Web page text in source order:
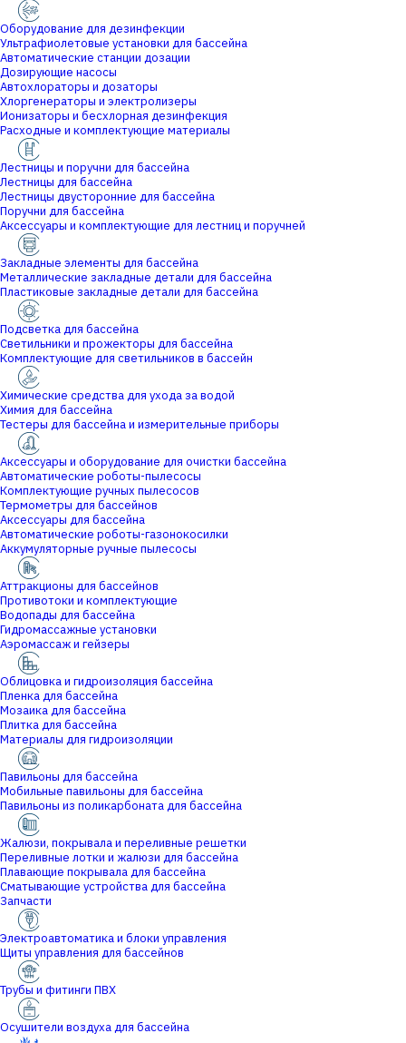
Оборудование для дезинфекции
Ультрафиолетовые установки для бассейна
Автоматические станции дозации
Дозирующие насосы
Автохлораторы и дозаторы
Хлоргенераторы и электролизеры
Ионизаторы и бесхлорная дезинфекция
Расходные и комплектующие материалы
Лестницы и поручни для бассейна
Лестницы для бассейна
Лестницы двусторонние для бассейна
Поручни для бассейна
Аксессуары и комплектующие для лестниц и поручней
Закладные элементы для бассейна
Металлические закладные детали для бассейна
Пластиковые закладные детали для бассейна
Подсветка для бассейна
Светильники и прожекторы для бассейна
Комплектующие для светильников в бассейн
Химические средства для ухода за водой
Химия для бассейна
Тестеры для бассейна и измерительные приборы
Аксессуары и оборудование для очистки бассейна
Автоматические роботы-пылесосы
Комплектующие ручных пылесосов
Термометры для бассейнов
Аксессуары для бассейна
Автоматические роботы-газонокосилки
Аккумуляторные ручные пылесосы
Аттракционы для бассейнов
Противотоки и комплектующие
Водопады для бассейна
Гидромассажные установки
Аэромассаж и гейзеры
Облицовка и гидроизоляция бассейна
Пленка для бассейна
Мозаика для бассейна
Плитка для бассейна
Материалы для гидроизоляции
Павильоны для бассейна
Мобильные павильоны для бассейна
Павильоны из поликарбоната для бассейна
Жалюзи, покрывала и переливные решетки
Переливные лотки и жалюзи для бассейна
Плавающие покрывала для бассейна
Сматывающие устройства для бассейна
Запчасти
Электроавтоматика и блоки управления
Щиты управления для бассейнов
Трубы и фитинги ПВХ
Осушители воздуха для бассейна